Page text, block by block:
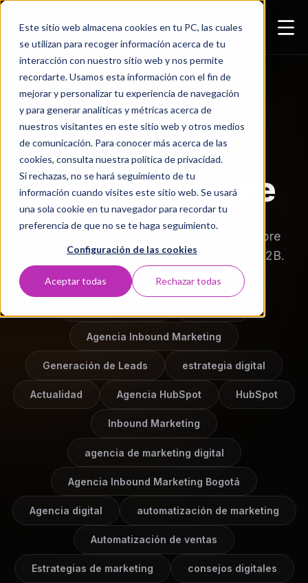
Este sitio web almacena cookies en tu PC, las cuales
se utilizan para recoger información acerca de tu
interacción con nuestro sitio web y nos permite
recordarte. Usamos esta información con el fin de
mejorar y personalizar tu experiencia de navegación
y para generar analíticas y métricas acerca de
nuestros visitantes en este sitio web y otros medios
de comunicación. Para conocer más acerca de las
cookies, consulta nuestra política de privacidad.
Si rechazas, no se hará seguimiento de tu
información cuando visites este sitio web. Se usará
una sola cookie en tu navegador para recordar tu
preferencia de que no se te haga seguimiento.
Configuración de las cookies
Aceptar todas Rechazar todas
RECURSOS & INSIGHTS
Artículos sobre
Estrategias tácticas y guías profundas sobre
Growth, Inbound Marketing y tecnología B2B.
Agencia Inbound Marketing
Generación de Leads estrategia digital
Actualidad Agencia HubSpot HubSpot
Inbound Marketing
agencia de marketing digital
Agencia Inbound Marketing Bogotá
Agencia digital automatización de marketing
Automatización de ventas
Estrategias de marketing consejos digitales